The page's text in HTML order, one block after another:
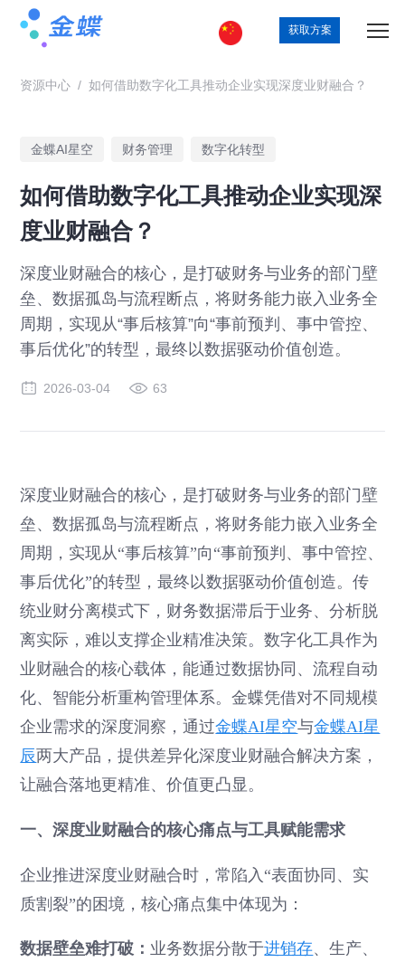
获取方案
资源中心 / 如何借助数字化工具推动企业实现深度业财融合？
金蝶AI星空 财务管理 数字化转型
如何借助数字化工具推动企业实现深
度业财融合？
深度业财融合的核心，是打破财务与业务的部门壁
垒、数据孤岛与流程断点，将财务能力嵌入业务全
周期，实现从“事后核算”向“事前预判、事中管控、
事后优化”的转型，最终以数据驱动价值创造。
2026-03-04 63
深度业财融合的核心，是打破财务与业务的部门壁
垒、数据孤岛与流程断点，将财务能力嵌入业务全
周期，实现从“事后核算”向“事前预判、事中管控、
事后优化”的转型，最终以数据驱动价值创造。传
统业财分离模式下，财务数据滞后于业务、分析脱
离实际，难以支撑企业精准决策。数字化工具作为
业财融合的核心载体，能通过数据协同、流程自动
化、智能分析重构管理体系。金蝶凭借对不同规模
企业需求的深度洞察，通过金蝶AI星空与金蝶AI星
辰两大产品，提供差异化深度业财融合解决方案，
让融合落地更精准、价值更凸显。
一、深度业财融合的核心痛点与工具赋能需求
企业推进深度业财融合时，常陷入“表面协同、实
质割裂”的困境，核心痛点集中体现为：
数据壁垒难打破： 业务数据分散于进销存、生产、